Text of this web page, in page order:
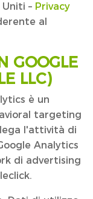
– Privacy
al
GOOGLE
LLC)
è un
targeting
l'attività di
Analytics
di advertising